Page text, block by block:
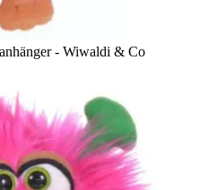
- Wiwaldi & Co